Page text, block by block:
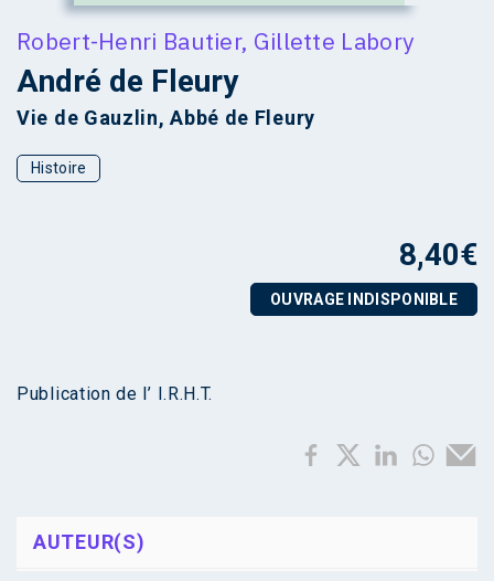
Robert-Henri Bautier, Gillette Labory
André de Fleury
Vie de Gauzlin, Abbé de Fleury
Histoire
8,40€
OUVRAGE INDISPONIBLE
Publication de l’ I.R.H.T.
AUTEUR(S)